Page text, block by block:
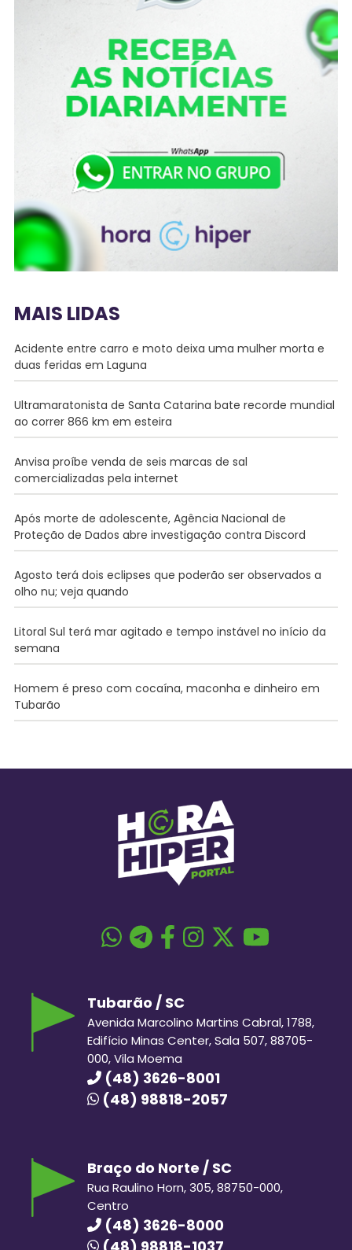
MAIS LIDAS
Acidente entre carro e moto deixa uma mulher morta e
duas feridas em Laguna
Ultramaratonista de Santa Catarina bate recorde mundial
ao correr 866 km em esteira
Anvisa proíbe venda de seis marcas de sal
comercializadas pela internet
Após morte de adolescente, Agência Nacional de
Proteção de Dados abre investigação contra Discord
Agosto terá dois eclipses que poderão ser observados a
olho nu; veja quando
Litoral Sul terá mar agitado e tempo instável no início da
semana
Homem é preso com cocaína, maconha e dinheiro em
Tubarão
Tubarão / SC
Avenida Marcolino Martins Cabral, 1788,
Edifício Minas Center, Sala 507, 88705-
000, Vila Moema
(48) 3626-8001
(48) 98818-2057
Braço do Norte / SC
Rua Raulino Horn, 305, 88750-000,
Centro
(48) 3626-8000